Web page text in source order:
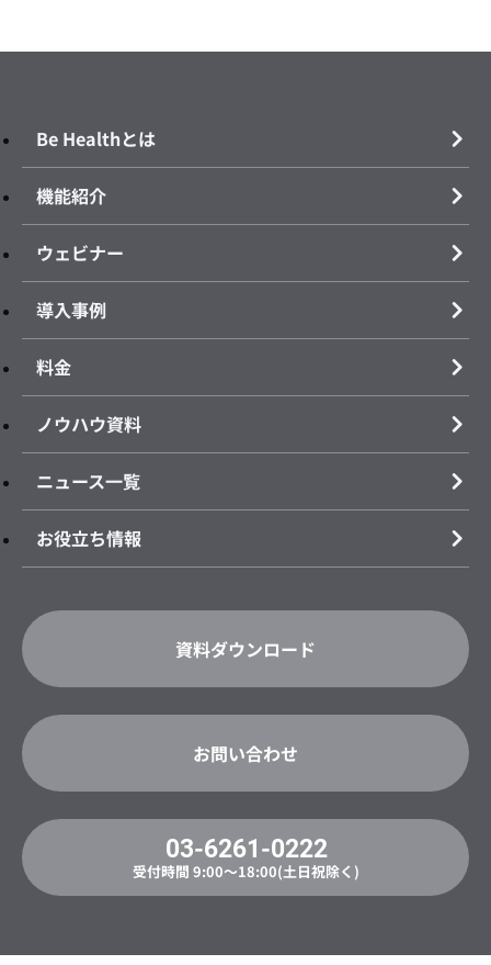
Be Healthとは
機能紹介
ウェビナー
導入事例
料金
ノウハウ資料
ニュース一覧
お役立ち情報
資料ダウンロード
お問い合わせ
03-6261-0222
受付時間 9:00〜18:00(土日祝除く)